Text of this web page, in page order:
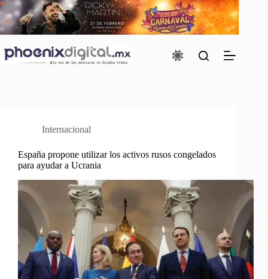
Saltar
al
contenido
Internacional
España propone utilizar los activos rusos congelados
para ayudar a Ucrania